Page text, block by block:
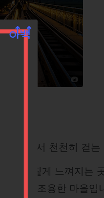
위에서 천천히 걷는
이 더 짙게 느껴지는
는 작고 조용한 마을입